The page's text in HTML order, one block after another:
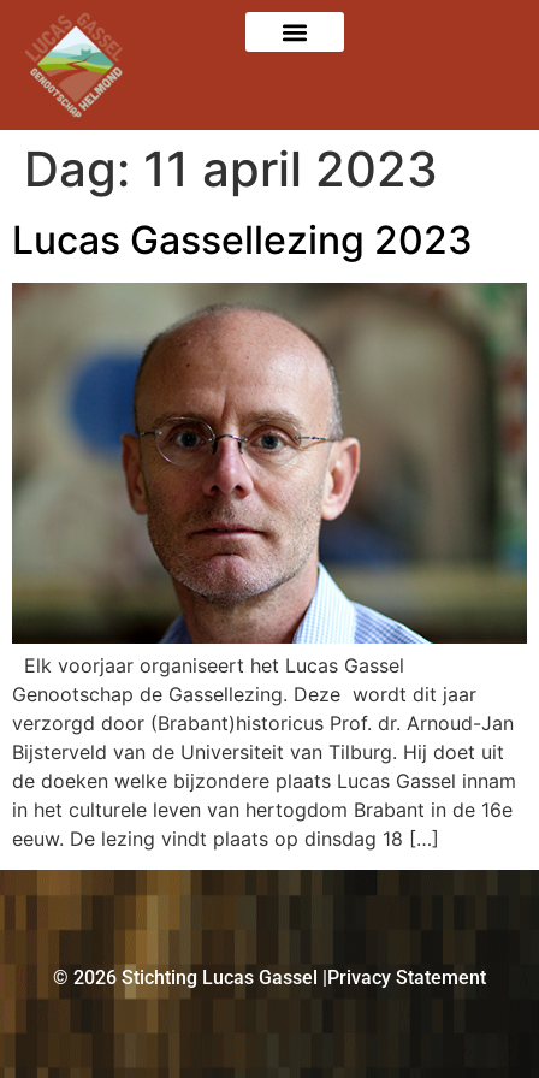
Dag: 11 april 2023
Lucas Gassellezing 2023
Elk voorjaar organiseert het Lucas Gassel
Genootschap de Gassellezing. Deze wordt dit jaar
verzorgd door (Brabant)historicus Prof. dr. Arnoud-Jan
Bijsterveld van de Universiteit van Tilburg. Hij doet uit
de doeken welke bijzondere plaats Lucas Gassel innam
in het culturele leven van hertogdom Brabant in de 16e
eeuw. De lezing vindt plaats op dinsdag 18 […]
©️ 2026 Stichting Lucas Gassel | Privacy Statement